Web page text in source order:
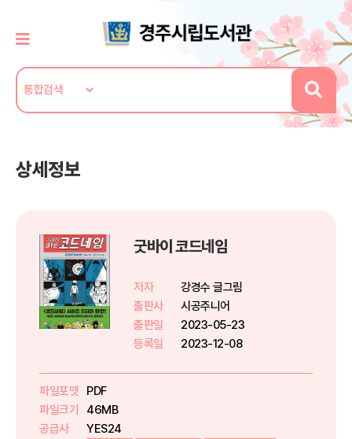
상세정보
굿바이 코드네임
저자
강경수 글그림
출판사
시공주니어
출판일
2023-05-23
등록일
2023-12-08
파일포맷
PDF
파일크기
46MB
공급사
YES24